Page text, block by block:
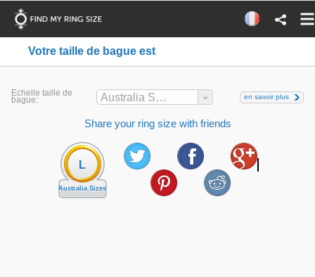
Votre taille de bague est
Echelle taille de
bague: Australia Sizes en savoir plus
Share your ring size with friends
L
Australia Sizes